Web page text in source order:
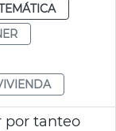
por tanteo